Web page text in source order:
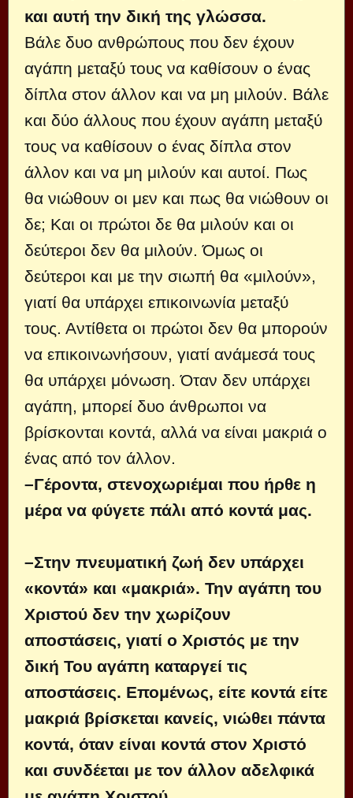
και αυτή την δική της γλώσσα.
Βάλε δυο ανθρώπους που δεν έχουν
αγάπη μεταξύ τους να καθίσουν ο ένας
δίπλα στον άλλον και να μη μιλούν. Βάλε
και δύο άλλους που έχουν αγάπη μεταξύ
τους να καθίσουν ο ένας δίπλα στον
άλλον και να μη μιλούν και αυτοί. Πως
θα νιώθουν οι μεν και πως θα νιώθουν οι
δε; Και οι πρώτοι δε θα μιλούν και οι
δεύτεροι δεν θα μιλούν. Όμως οι
δεύτεροι και με την σιωπή θα «μιλούν»,
γιατί θα υπάρχει επικοινωνία μεταξύ
τους. Αντίθετα οι πρώτοι δεν θα μπορούν
να επικοινωνήσουν, γιατί ανάμεσά τους
θα υπάρχει μόνωση. Όταν δεν υπάρχει
αγάπη, μπορεί δυο άνθρωποι να
βρίσκονται κοντά, αλλά να είναι μακριά ο
ένας από τον άλλον.
–Γέροντα, στενοχωριέμαι που ήρθε η
μέρα να φύγετε πάλι από κοντά μας.
–Στην πνευματική ζωή δεν υπάρχει
«κοντά» και «μακριά». Την αγάπη του
Χριστού δεν την χωρίζουν
αποστάσεις, γιατί ο Χριστός με την
δική Του αγάπη καταργεί τις
αποστάσεις. Επομένως, είτε κοντά είτε
μακριά βρίσκεται κανείς, νιώθει πάντα
κοντά, όταν είναι κοντά στον Χριστό
και συνδέεται με τον άλλον αδελφικά